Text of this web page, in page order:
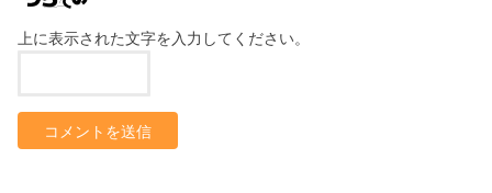
上に表示された文字を入力してください。